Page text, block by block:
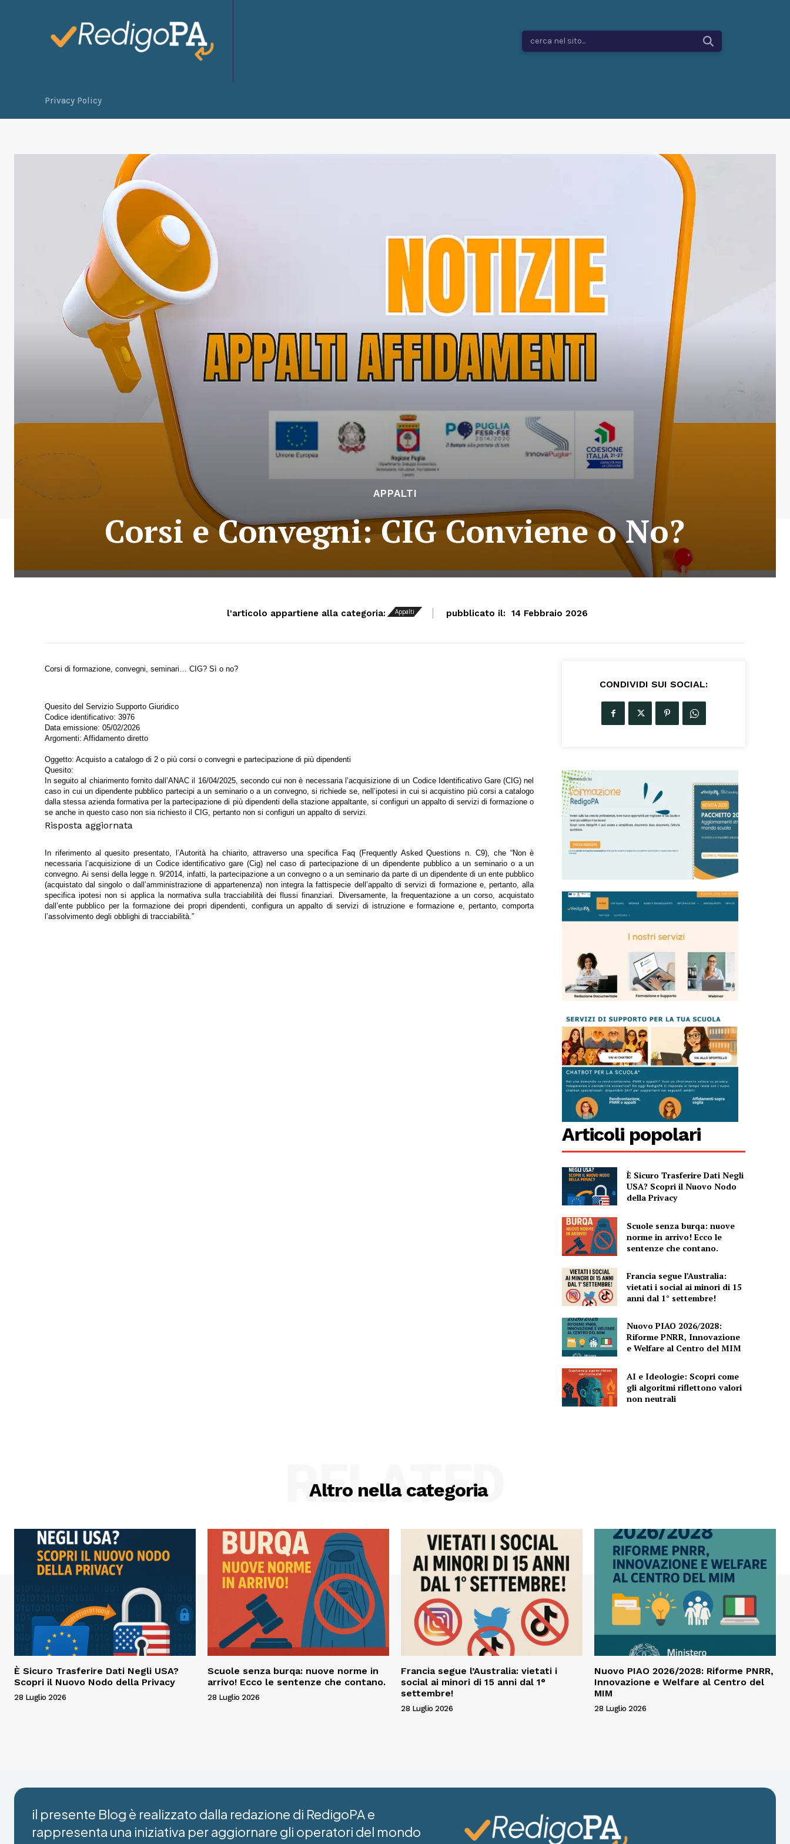
cerca nel sito...
Privacy Policy
APPALTI
Corsi e Convegni: CIG Conviene o No?
l'articolo appartiene alla categoria: Appalti pubblicato il: 14 Febbraio 2026
Corsi di formazione, convegni, seminari… CIG? Sì o no?
Quesito del Servizio Supporto Giuridico
Codice identificativo: 3976
Data emissione: 05/02/2026
Argomenti: Affidamento diretto
Oggetto: Acquisto a catalogo di 2 o più corsi o convegni e partecipazione di più dipendenti
Quesito:
In seguito al chiarimento fornito dall’ANAC il 16/04/2025, secondo cui non è necessaria l’acquisizione di un Codice Identificativo Gare (CIG) nel
caso in cui un dipendente pubblico partecipi a un seminario o a un convegno, si richiede se, nell’ipotesi in cui si acquistino più corsi a catalogo
dalla stessa azienda formativa per la partecipazione di più dipendenti della stazione appaltante, si configuri un appalto di servizi di formazione o
se anche in questo caso non sia richiesto il CIG, pertanto non si configuri un appalto di servizi.
Risposta aggiornata
In riferimento al quesito presentato, l’Autorità ha chiarito, attraverso una specifica Faq (Frequently Asked Questions n. C9), che “Non è
necessaria l’acquisizione di un Codice identificativo gare (Cig) nel caso di partecipazione di un dipendente pubblico a un seminario o a un
convegno. Ai sensi della legge n. 9/2014, infatti, la partecipazione a un convegno o a un seminario da parte di un dipendente di un ente pubblico
(acquistato dal singolo o dall’amministrazione di appartenenza) non integra la fattispecie dell’appalto di servizi di formazione e, pertanto, alla
specifica ipotesi non si applica la normativa sulla tracciabilità dei flussi finanziari. Diversamente, la frequentazione a un corso, acquistato
dall’ente pubblico per la formazione dei propri dipendenti, configura un appalto di servizi di istruzione e formazione e, pertanto, comporta
l’assolvimento degli obblighi di tracciabilità.”
CONDIVIDI SUI SOCIAL:
Articoli popolari
È Sicuro Trasferire Dati Negli
USA? Scopri il Nuovo Nodo
della Privacy
Scuole senza burqa: nuove
norme in arrivo! Ecco le
sentenze che contano.
Francia segue l’Australia:
vietati i social ai minori di 15
anni dal 1° settembre!
Nuovo PIAO 2026/2028:
Riforme PNRR, Innovazione
e Welfare al Centro del MIM
AI e Ideologie: Scopri come
gli algoritmi riflettono valori
non neutrali
Altro nella categoria
RELATED
È Sicuro Trasferire Dati Negli USA?
Scopri il Nuovo Nodo della Privacy
28 Luglio 2026
Scuole senza burqa: nuove norme in
arrivo! Ecco le sentenze che contano.
28 Luglio 2026
Francia segue l’Australia: vietati i
social ai minori di 15 anni dal 1°
settembre!
28 Luglio 2026
Nuovo PIAO 2026/2028: Riforme PNRR,
Innovazione e Welfare al Centro del
MIM
28 Luglio 2026
il presente Blog è realizzato dalla redazione di RedigoPA e
rappresenta una iniziativa per aggiornare gli operatori del mondo